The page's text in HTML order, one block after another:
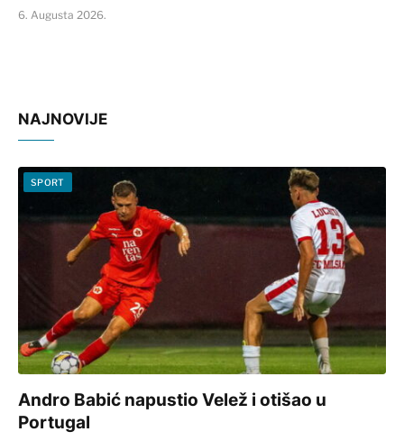
6. Augusta 2026.
NAJNOVIJE
SPORT
Andro Babić napustio Velež i otišao u
Portugal